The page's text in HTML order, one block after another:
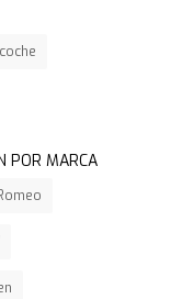
POR MARCA